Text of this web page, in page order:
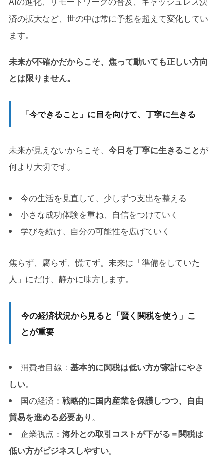
済の拡大など、世の中は常に予想を超えて変化してい
ます。
未来が不確かだからこそ、焦って動いても正しい方向
とは限りません。
「今できること」に目を向けて、丁寧に生きる
未来が見えないからこそ、 今日を丁寧に生きることが
何より大切です。
今の生活を見直して、少しずつ支出を整える
小さな成功体験を重ね、自信をつけていく
学びを続け、自分の可能性を広げていく
焦らず、腐らず、慌てず。未来は「準備をしていた
人」にだけ、静かに味方します。
今の経済状況から見ると「賢く関税を使う」こ
とが重要
消費者目線： 基本的に関税は低い方が家計にやさ
しい。
国の経済： 戦略的に国内産業を保護しつつ、自由
貿易を進める必要あり。
企業視点： 海外との取引コストが下がる＝関税は
低い方がビジネスしやすい。